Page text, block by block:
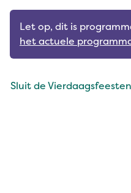
Let op, dit is
het actuele
Sluit de